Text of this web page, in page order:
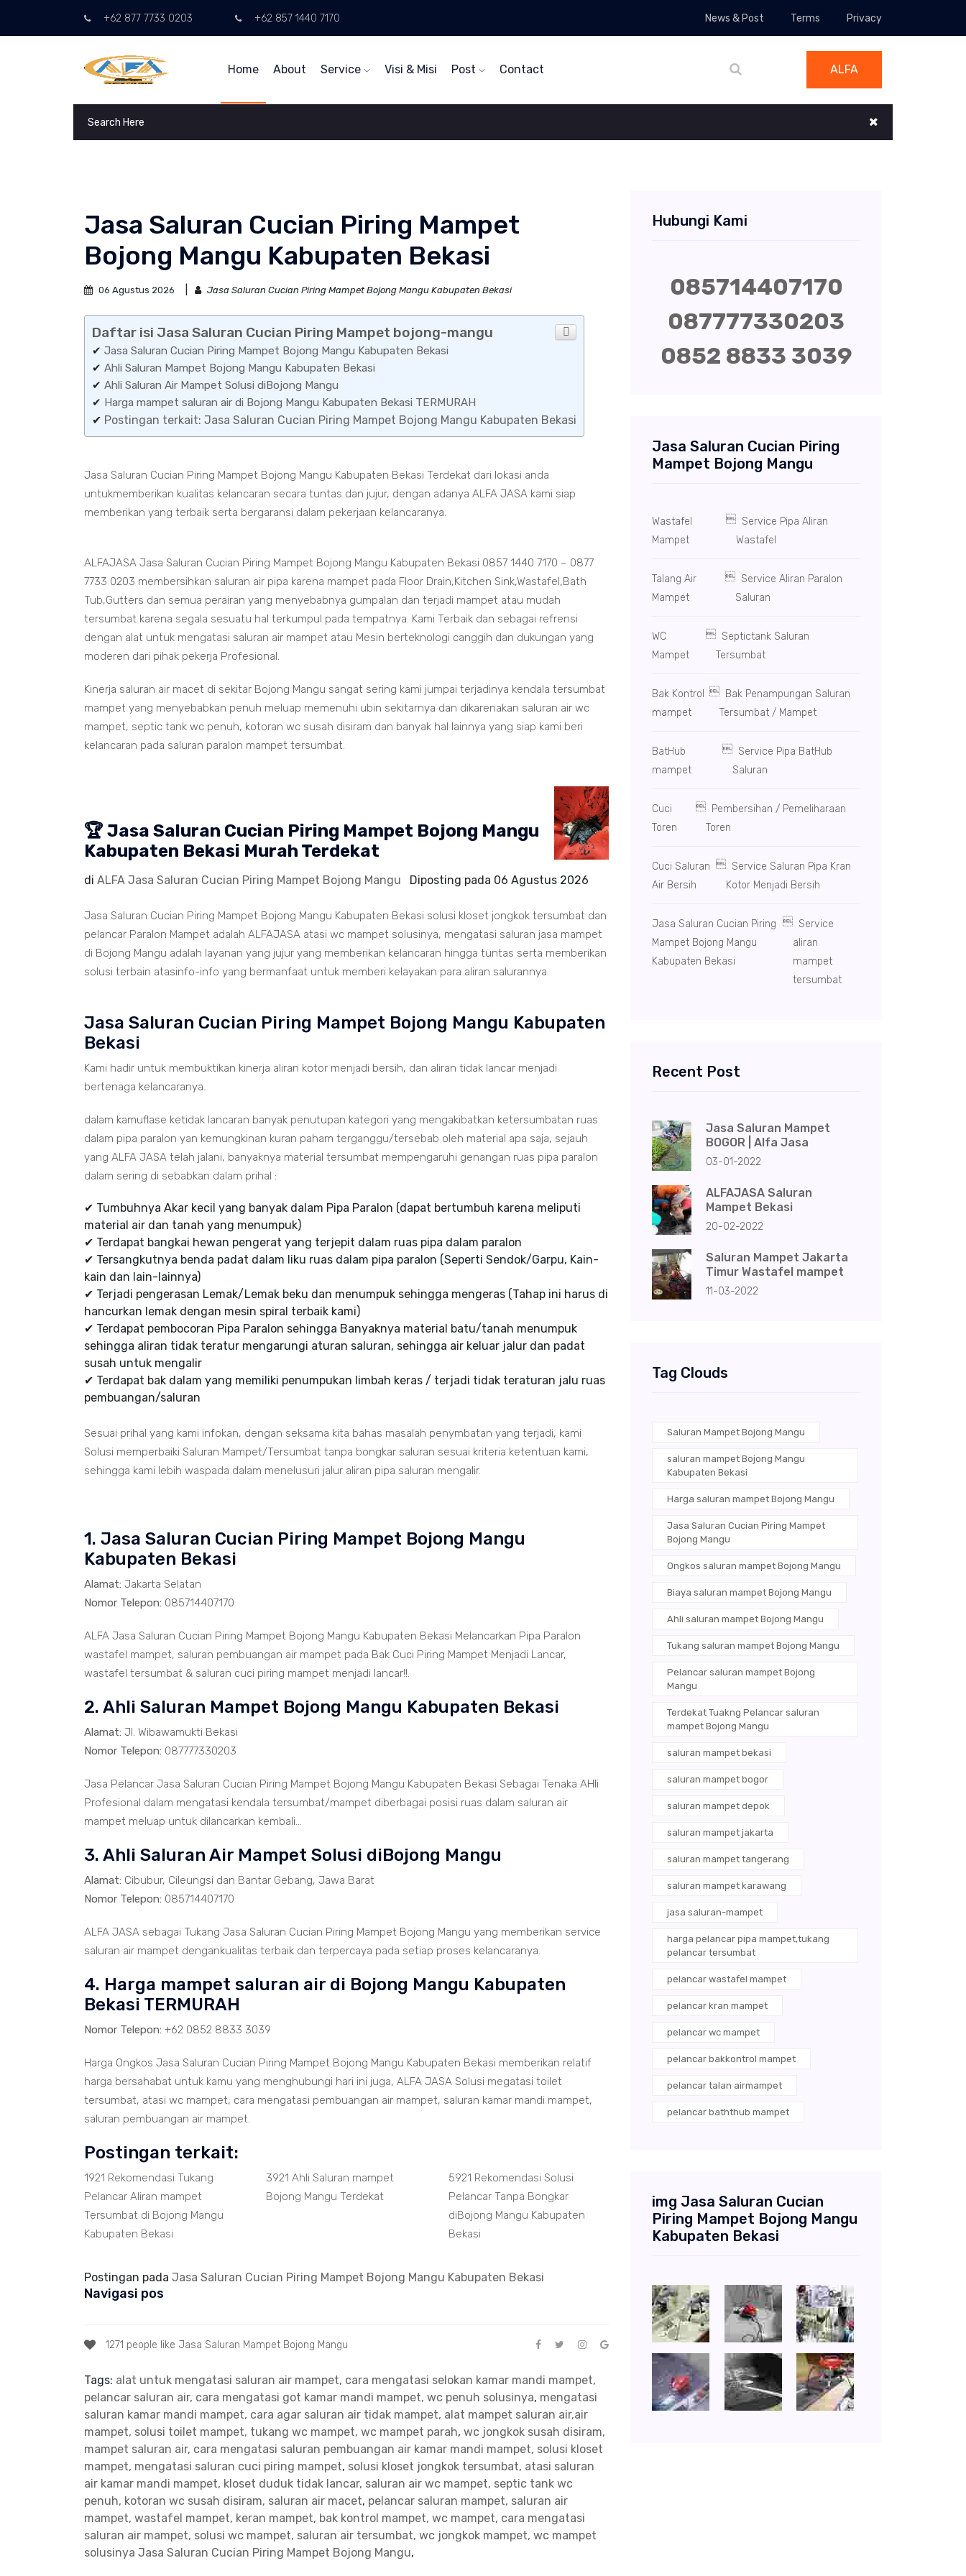
+62 877 7733 0203 +62 857 1440 7170 News & Post Terms Privacy
Home About Service Visi & Misi Post Contact ALFA
Jasa Saluran Cucian Piring Mampet
Bojong Mangu Kabupaten Bekasi
06 Agustus 2026 Jasa Saluran Cucian Piring Mampet Bojong Mangu Kabupaten Bekasi
Daftar isi Jasa Saluran Cucian Piring Mampet bojong-mangu
✔ Jasa Saluran Cucian Piring Mampet Bojong Mangu Kabupaten Bekasi
✔ Ahli Saluran Mampet Bojong Mangu Kabupaten Bekasi
✔ Ahli Saluran Air Mampet Solusi diBojong Mangu
✔ Harga mampet saluran air di Bojong Mangu Kabupaten Bekasi TERMURAH
✔ Postingan terkait: Jasa Saluran Cucian Piring Mampet Bojong Mangu Kabupaten Bekasi
Jasa Saluran Cucian Piring Mampet Bojong Mangu Kabupaten Bekasi Terdekat dari lokasi anda
untukmemberikan kualitas kelancaran secara tuntas dan jujur, dengan adanya ALFA JASA kami siap
memberikan yang terbaik serta bergaransi dalam pekerjaan kelancaranya.
ALFAJASA Jasa Saluran Cucian Piring Mampet Bojong Mangu Kabupaten Bekasi 0857 1440 7170 – 0877
7733 0203 membersihkan saluran air pipa karena mampet pada Floor Drain,Kitchen Sink,Wastafel,Bath
Tub,Gutters dan semua perairan yang menyebabnya gumpalan dan terjadi mampet atau mudah
tersumbat karena segala sesuatu hal terkumpul pada tempatnya. Kami Terbaik dan sebagai refrensi
dengan alat untuk mengatasi saluran air mampet atau Mesin berteknologi canggih dan dukungan yang
moderen dari pihak pekerja Profesional.
Kinerja saluran air macet di sekitar Bojong Mangu sangat sering kami jumpai terjadinya kendala tersumbat
mampet yang menyebabkan penuh meluap memenuhi ubin sekitarnya dan dikarenakan saluran air wc
mampet, septic tank wc penuh, kotoran wc susah disiram dan banyak hal lainnya yang siap kami beri
kelancaran pada saluran paralon mampet tersumbat.
🏆 Jasa Saluran Cucian Piring Mampet Bojong Mangu
Kabupaten Bekasi Murah Terdekat
di ALFA Jasa Saluran Cucian Piring Mampet Bojong Mangu Diposting pada 06 Agustus 2026
Jasa Saluran Cucian Piring Mampet Bojong Mangu Kabupaten Bekasi solusi kloset jongkok tersumbat dan
pelancar Paralon Mampet adalah ALFAJASA atasi wc mampet solusinya, mengatasi saluran jasa mampet
di Bojong Mangu adalah layanan yang jujur yang memberikan kelancaran hingga tuntas serta memberikan
solusi terbain atasinfo-info yang bermanfaat untuk memberi kelayakan para aliran salurannya.
Jasa Saluran Cucian Piring Mampet Bojong Mangu Kabupaten
Bekasi
Kami hadir untuk membuktikan kinerja aliran kotor menjadi bersih, dan aliran tidak lancar menjadi
bertenaga kelancaranya.
dalam kamuflase ketidak lancaran banyak penutupan kategori yang mengakibatkan ketersumbatan ruas
dalam pipa paralon yan kemungkinan kuran paham terganggu/tersebab oleh material apa saja, sejauh
yang ALFA JASA telah jalani, banyaknya material tersumbat mempengaruhi genangan ruas pipa paralon
dalam sering di sebabkan dalam prihal :
✔ Tumbuhnya Akar kecil yang banyak dalam Pipa Paralon (dapat bertumbuh karena meliputi
material air dan tanah yang menumpuk)
✔ Terdapat bangkai hewan pengerat yang terjepit dalam ruas pipa dalam paralon
✔ Tersangkutnya benda padat dalam liku ruas dalam pipa paralon (Seperti Sendok/Garpu, Kain-
kain dan lain-lainnya)
✔ Terjadi pengerasan Lemak/Lemak beku dan menumpuk sehingga mengeras (Tahap ini harus di
hancurkan lemak dengan mesin spiral terbaik kami)
✔ Terdapat pembocoran Pipa Paralon sehingga Banyaknya material batu/tanah menumpuk
sehingga aliran tidak teratur mengarungi aturan saluran, sehingga air keluar jalur dan padat
susah untuk mengalir
✔ Terdapat bak dalam yang memiliki penumpukan limbah keras / terjadi tidak teraturan jalu ruas
pembuangan/saluran
Sesuai prihal yang kami infokan, dengan seksama kita bahas masalah penymbatan yang terjadi, kami
Solusi memperbaiki Saluran Mampet/Tersumbat tanpa bongkar saluran sesuai kriteria ketentuan kami,
sehingga kami lebih waspada dalam menelusuri jalur aliran pipa saluran mengalir.
1. Jasa Saluran Cucian Piring Mampet Bojong Mangu
Kabupaten Bekasi
Alamat: Jakarta Selatan
Nomor Telepon: 085714407170
ALFA Jasa Saluran Cucian Piring Mampet Bojong Mangu Kabupaten Bekasi Melancarkan Pipa Paralon
wastafel mampet, saluran pembuangan air mampet pada Bak Cuci Piring Mampet Menjadi Lancar,
wastafel tersumbat & saluran cuci piring mampet menjadi lancar!!.
2. Ahli Saluran Mampet Bojong Mangu Kabupaten Bekasi
Alamat: Jl. Wibawamukti Bekasi
Nomor Telepon: 087777330203
Jasa Pelancar Jasa Saluran Cucian Piring Mampet Bojong Mangu Kabupaten Bekasi Sebagai Tenaka AHli
Profesional dalam mengatasi kendala tersumbat/mampet diberbagai posisi ruas dalam saluran air
mampet meluap untuk dilancarkan kembali...
3. Ahli Saluran Air Mampet Solusi diBojong Mangu
Alamat: Cibubur, Cileungsi dan Bantar Gebang, Jawa Barat
Nomor Telepon: 085714407170
ALFA JASA sebagai Tukang Jasa Saluran Cucian Piring Mampet Bojong Mangu yang memberikan service
saluran air mampet dengankualitas terbaik dan terpercaya pada setiap proses kelancaranya.
4. Harga mampet saluran air di Bojong Mangu Kabupaten
Bekasi TERMURAH
Nomor Telepon: +62 0852 8833 3039
Harga Ongkos Jasa Saluran Cucian Piring Mampet Bojong Mangu Kabupaten Bekasi memberikan relatif
harga bersahabat untuk kamu yang menghubungi hari ini juga, ALFA JASA Solusi megatasi toilet
tersumbat, atasi wc mampet, cara mengatasi pembuangan air mampet, saluran kamar mandi mampet,
saluran pembuangan air mampet.
Postingan terkait:
1921 Rekomendasi Tukang
Pelancar Aliran mampet
Tersumbat di Bojong Mangu
Kabupaten Bekasi
3921 Ahli Saluran mampet
Bojong Mangu Terdekat
5921 Rekomendasi Solusi
Pelancar Tanpa Bongkar
diBojong Mangu Kabupaten
Bekasi
Postingan pada Jasa Saluran Cucian Piring Mampet Bojong Mangu Kabupaten Bekasi
Navigasi pos
1271 people like Jasa Saluran Mampet Bojong Mangu
Tags: alat untuk mengatasi saluran air mampet, cara mengatasi selokan kamar mandi mampet,
pelancar saluran air, cara mengatasi got kamar mandi mampet, wc penuh solusinya, mengatasi
saluran kamar mandi mampet, cara agar saluran air tidak mampet, alat mampet saluran air,air
mampet, solusi toilet mampet, tukang wc mampet, wc mampet parah, wc jongkok susah disiram,
mampet saluran air, cara mengatasi saluran pembuangan air kamar mandi mampet, solusi kloset
mampet, mengatasi saluran cuci piring mampet, solusi kloset jongkok tersumbat, atasi saluran
air kamar mandi mampet, kloset duduk tidak lancar, saluran air wc mampet, septic tank wc
penuh, kotoran wc susah disiram, saluran air macet, pelancar saluran mampet, saluran air
mampet, wastafel mampet, keran mampet, bak kontrol mampet, wc mampet, cara mengatasi
saluran air mampet, solusi wc mampet, saluran air tersumbat, wc jongkok mampet, wc mampet
solusinya Jasa Saluran Cucian Piring Mampet Bojong Mangu,
Hubungi Kami
085714407170
087777330203
0852 8833 3039
Jasa Saluran Cucian Piring
Mampet Bojong Mangu
Wastafel
Mampet
 Service Pipa Aliran
Wastafel
Talang Air
Mampet
Service Aliran Paralon
Saluran
WC
Mampet
 Septictank Saluran
Tersumbat
Bak Kontrol
mampet
 Bak Penampungan Saluran
Tersumbat / Mampet
BatHub
mampet
 Service Pipa BatHub
Saluran
Cuci
Toren
 Pembersihan / Pemeliharaan
Toren
Cuci Saluran
Air Bersih
Service Saluran Pipa Kran
Kotor Menjadi Bersih
Jasa Saluran Cucian Piring
Mampet Bojong Mangu
Kabupaten Bekasi
 Service
aliran
mampet
tersumbat
Recent Post
Jasa Saluran Mampet
BOGOR | Alfa Jasa
03-01-2022
ALFAJASA Saluran
Mampet Bekasi
20-02-2022
Saluran Mampet Jakarta
Timur Wastafel mampet
11-03-2022
Tag Clouds
Saluran Mampet Bojong Mangu
saluran mampet Bojong Mangu
Kabupaten Bekasi
Harga saluran mampet Bojong Mangu
Jasa Saluran Cucian Piring Mampet
Bojong Mangu
Ongkos saluran mampet Bojong Mangu
Biaya saluran mampet Bojong Mangu
Ahli saluran mampet Bojong Mangu
Tukang saluran mampet Bojong Mangu
Pelancar saluran mampet Bojong
Mangu
Terdekat Tuakng Pelancar saluran
mampet Bojong Mangu
saluran mampet bekasi
saluran mampet bogor
saluran mampet depok
saluran mampet jakarta
saluran mampet tangerang
saluran mampet karawang
jasa saluran-mampet
harga pelancar pipa mampet,tukang
pelancar tersumbat
pelancar wastafel mampet
pelancar kran mampet
pelancar wc mampet
pelancar bakkontrol mampet
pelancar talan airmampet
pelancar baththub mampet
img Jasa Saluran Cucian
Piring Mampet Bojong Mangu
Kabupaten Bekasi